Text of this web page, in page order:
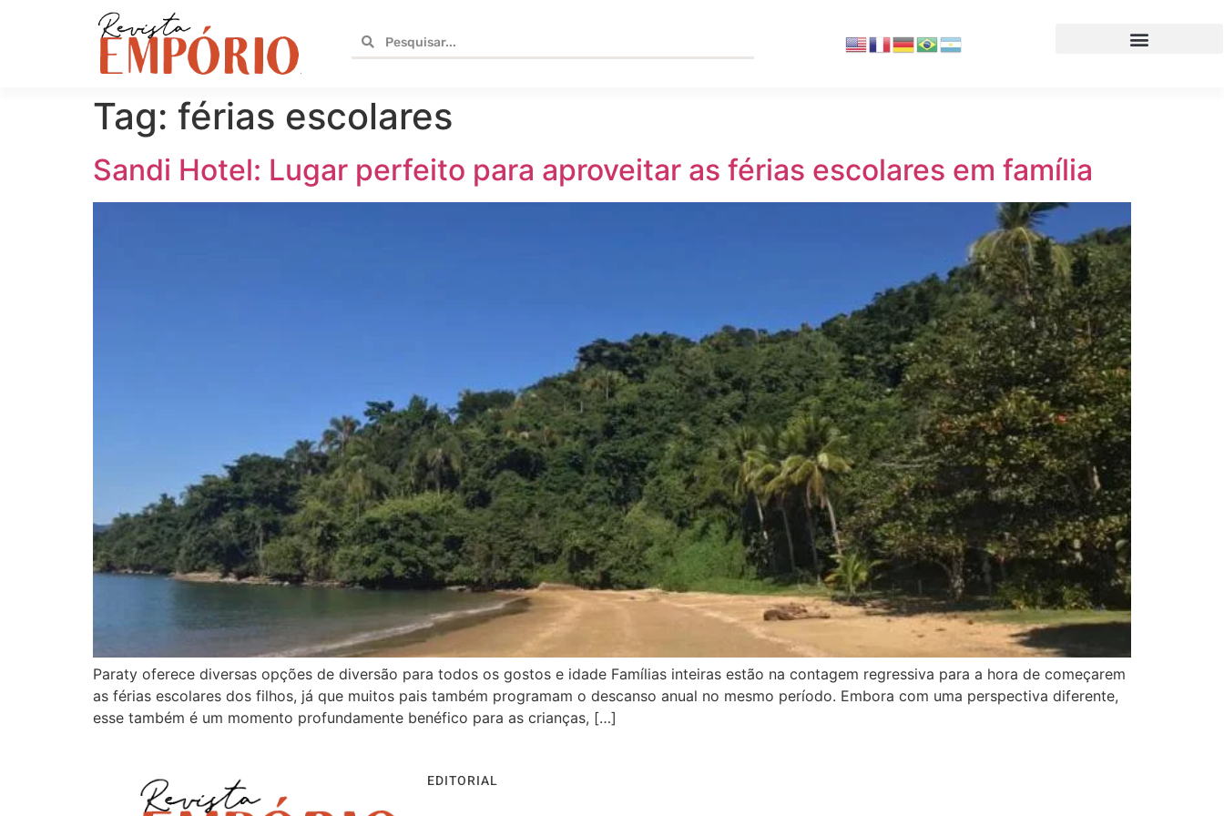
Tag: férias escolares
Sandi Hotel: Lugar perfeito para aproveitar as férias escolares em família
Paraty oferece diversas opções de diversão para todos os gostos e idade Famílias inteiras estão na contagem regressiva para a hora de começarem
as férias escolares dos filhos, já que muitos pais também programam o descanso anual no mesmo período. Embora com uma perspectiva diferente,
esse também é um momento profundamente benéfico para as crianças, […]
EDITORIAL